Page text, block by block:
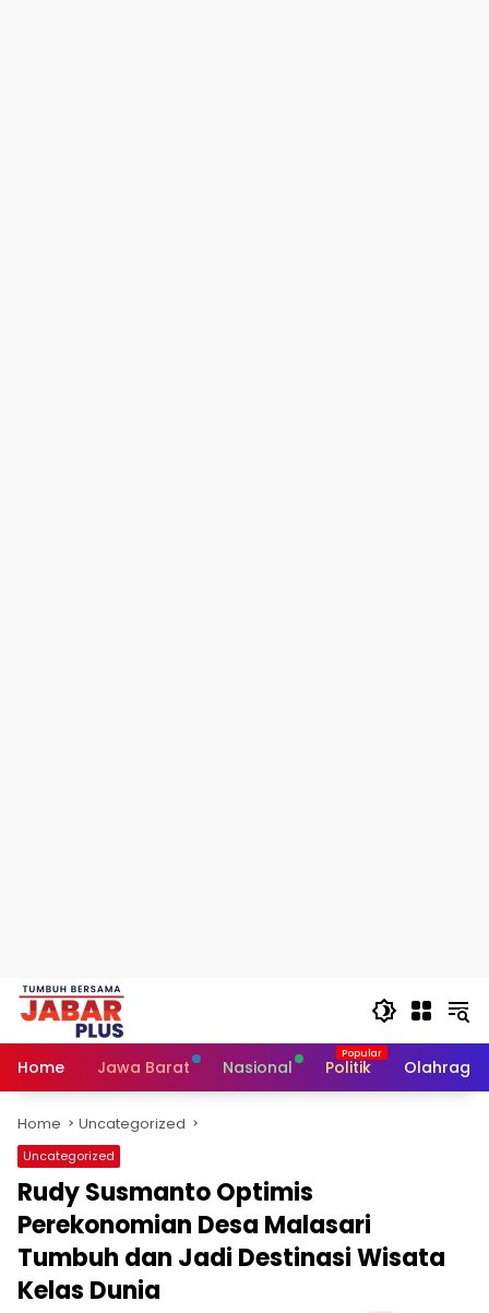
Skip
Home
Jawa Barat Nasional Politik Olahraga
Home Uncategorized
Uncategorized
Rudy Susmanto Optimis
Perekonomian Desa Malasari
Tumbuh dan Jadi Destinasi Wisata
Kelas Dunia